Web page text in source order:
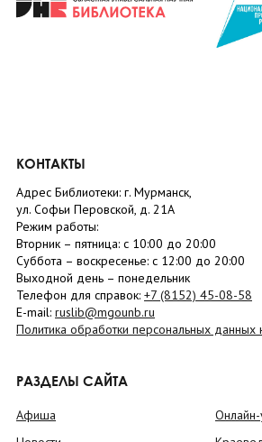
КОНТАКТЫ
Адрес Библиотеки: г. Мурманск,
ул. Софьи Перовской, д. 21А
Режим работы:
Вторник – пятница: с 10:00 до 20:00
Суббота – воскресенье: c 12:00 до 20:00
Выходной день – понедельник
Телефон для справок: +7 (8152) 45-08-58
E-mail: ruslib@mgounb.ru
Политика обработки персональных
РАЗДЕЛЫ САЙТА
Афиша
Онлайн-